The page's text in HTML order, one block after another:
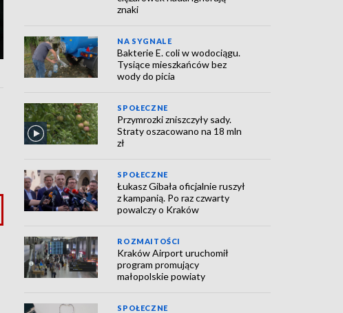
znaki
NA SYGNALE
Bakterie E. coli w wodociągu.
Tysiące mieszkańców bez
wody do picia
SPOŁECZNE
Przymrozki zniszczyły sady.
Straty oszacowano na 18 mln
zł
SPOŁECZNE
Łukasz Gibała oficjalnie ruszył
z kampanią. Po raz czwarty
powalczy o Kraków
ROZMAITOŚCI
Kraków Airport uruchomił
program promujący
małopolskie powiaty
SPOŁECZNE